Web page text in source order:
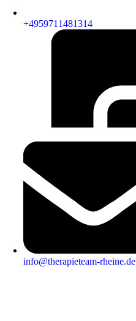
+4959711481314
info@therapieteam-rheine.de